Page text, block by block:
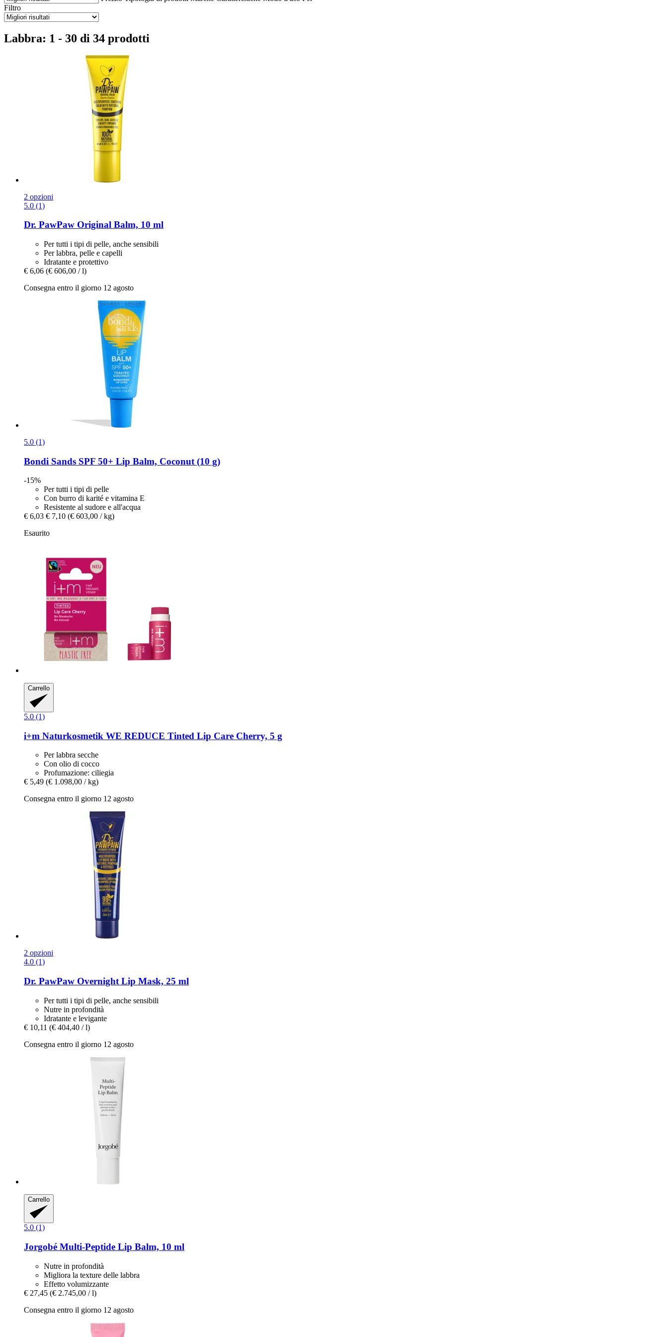
Filtro
Labbra: 1 - 30 di 34 prodotti
2 opzioni
5.0 (1)
Dr. PawPaw Original Balm, 10 ml
Per tutti i tipi di pelle, anche sensibili
Per labbra, pelle e capelli
Idratante e protettivo
€ 6,06 (€ 606,00 / l)
Consegna entro il giorno 12 agosto
5.0 (1)
Bondi Sands SPF 50+ Lip Balm, Coconut (10 g)
-15%
Per tutti i tipi di pelle
Con burro di karité e vitamina E
Resistente al sudore e all'acqua
€ 6,03 € 7,10 (€ 603,00 / kg)
Esaurito
Carrello
5.0 (1)
i+m Naturkosmetik WE REDUCE Tinted Lip Care Cherry, 5 g
Per labbra secche
Con olio di cocco
Profumazione: ciliegia
€ 5,49 (€ 1.098,00 / kg)
Consegna entro il giorno 12 agosto
2 opzioni
4.0 (1)
Dr. PawPaw Overnight Lip Mask, 25 ml
Per tutti i tipi di pelle, anche sensibili
Nutre in profondità
Idratante e levigante
€ 10,11 (€ 404,40 / l)
Consegna entro il giorno 12 agosto
Carrello
5.0 (1)
Jorgobé Multi-​Peptide Lip Balm, 10 ml
Nutre in profondità
Migliora la texture delle labbra
Effetto volumizzante
€ 27,45 (€ 2.745,00 / l)
Consegna entro il giorno 12 agosto